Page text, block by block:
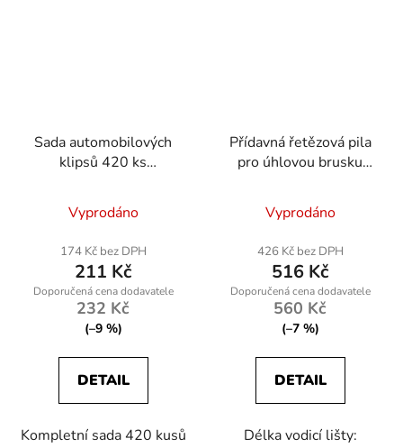
Sada automobilových
klipsů 420 ks
Vyprodáno
174 Kč bez DPH
211 Kč
232 Kč
(–9 %)
DETAIL
Kompletní sada 420 kusů
Přídavná řetězová pila
pro úhlovou brusku
Vyprodáno
426 Kč bez DPH
516 Kč
560 Kč
(–7 %)
DETAIL
Délka vodicí lišty: